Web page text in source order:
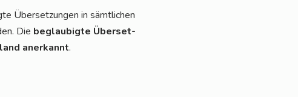
Über­set­zun­gen in sämt­li­chen
Die beglau­big­te Über­set­
aner­kannt.